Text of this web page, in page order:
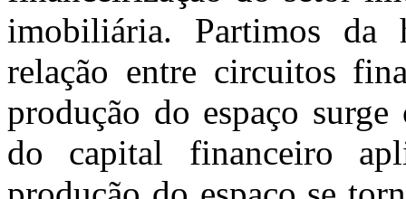
imobiliária. Partimos da
relação entre circuitos
produção do espaço
do capital financeiro